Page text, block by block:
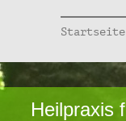
Startseite
Heilpraxis